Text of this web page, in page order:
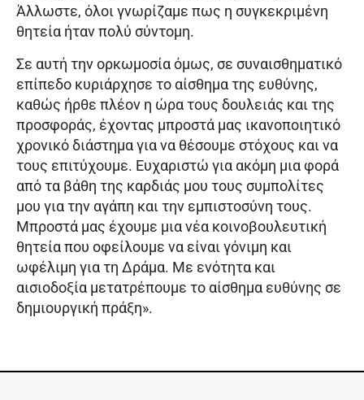
Άλλωστε, όλοι γνωρίζαμε πως η συγκεκριμένη
θητεία ήταν πολύ σύντομη.
Σε αυτή την ορκωμοσία όμως, σε συναισθηματικό
επίπεδο κυριάρχησε το αίσθημα της ευθύνης,
καθώς ήρθε πλέον η ώρα τους δουλειάς και της
προσφοράς, έχοντας μπροστά μας ικανοποιητικό
χρονικό διάστημα για να θέσουμε στόχους και να
τους επιτύχουμε. Ευχαριστώ για ακόμη μια φορά
από τα βάθη της καρδιάς μου τους συμπολίτες
μου για την αγάπη και την εμπιστοσύνη τους.
Μπροστά μας έχουμε μια νέα κοινοβουλευτική
θητεία που οφείλουμε να είναι γόνιμη και
ωφέλιμη για τη Δράμα. Με ενότητα και
αισιοδοξία μετατρέπουμε το αίσθημα ευθύνης σε
δημιουργική πράξη».